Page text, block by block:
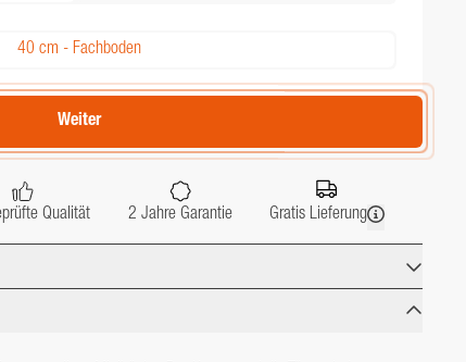
40 cm - Fachboden
Weiter
Qualität 2 Jahre Garantie Gratis Lieferung